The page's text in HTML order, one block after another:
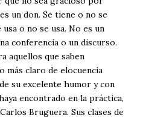
un don. Se tiene o no se
o no se usa. No es un
conferencia o un discurso.
aquellos que saben
más claro de elocuencia
su excelente humor y con
encontrado en la práctica,
Bruguera. Sus clases de